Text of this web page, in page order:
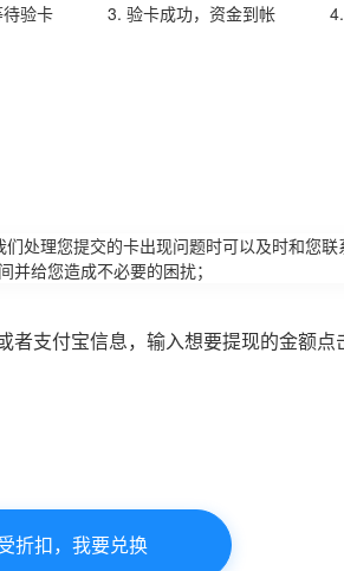
验卡 3. 验卡成功，资金到帐
处理您提交的卡出现问题时可以及时和您联
给您造成不必要的困扰；
支付宝信息，输入想要提现的金额
折扣，我要兑换